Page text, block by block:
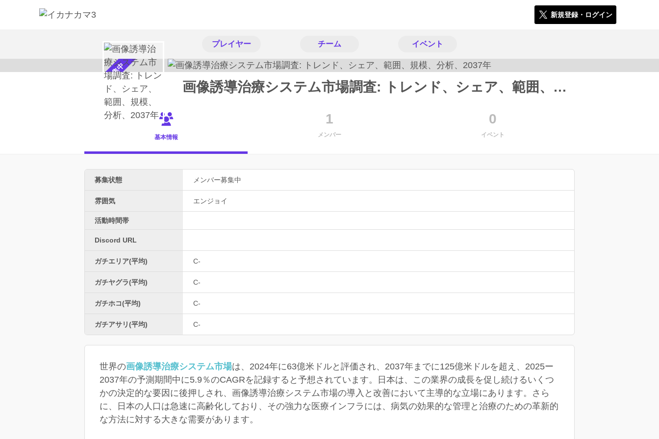
新規登録・ログイン
プレイヤー チーム イベント
メンバー募集中 画像誘導治療システム市場調査: トレンド、シェア、範囲、規模、分析、2037年
基本情報
1
メンバー
0
イベント
募集状態 メンバー募集中
雰囲気 エンジョイ
活動時間帯
Discord URL
ガチエリア(平均) C-
ガチヤグラ(平均) C-
ガチホコ(平均) C-
ガチアサリ(平均) C-
世界の画像誘導治療システム市場は、2024年に63億米ドルと評価され、2037年までに125億米ドルを超え、2025ー
2037年の予測期間中に5.9％のCAGRを記録すると予想されています。日本は、この業界の成長を促し続けるいくつ
かの決定的な要因に後押しされ、画像誘導治療システム市場の導入と改善において主導的な立場にあります。さら
に、日本の人口は急速に高齢化しており、その強力な医療インフラには、病気の効果的な管理と治療のための革新的
な方法に対する大きな需要があります。